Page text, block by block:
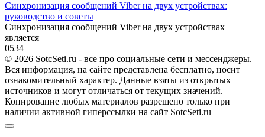
Синхронизация сообщений Viber на двух устройствах:
руководство и советы
Синхронизация сообщений Viber на двух устройствах
является
0534
© 2026 SotcSeti.ru - все про социальные сети и мессенджеры.
Вся информация, на сайте представлена бесплатно, носит
ознакомительный характер. Данные взяты из открытых
источников и могут отличаться от текущих значений.
Копирование любых материалов разрешено только при
наличии активной гиперссылки на сайт SotcSeti.ru